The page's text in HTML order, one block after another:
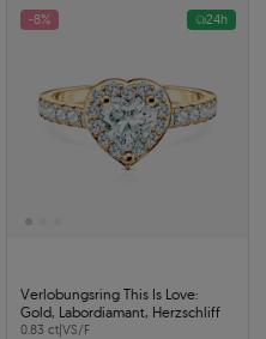
-8% 24h
Verlobungsring This Is Love:
Gold, Labordiamant, Herzschliff
0.83 ct|VS/F